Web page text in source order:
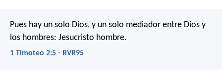
Pues hay un solo Dios, y un solo mediador entre Dios y
los hombres: Jesucristo hombre.
1 Timoteo 2:5 - RVR95